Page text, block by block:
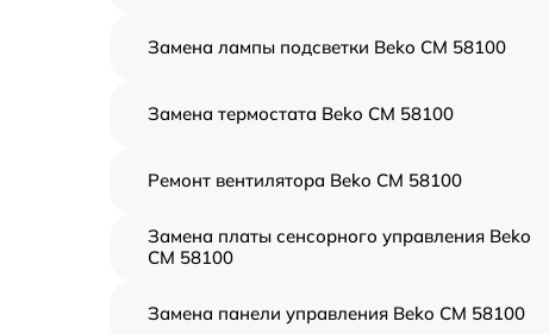
Замена лампы подсветки Beko CM 58100
Замена термостата Beko CM 58100
Ремонт вентилятора Beko CM 58100
Замена платы сенсорного управления Beko
CM 58100
Замена панели управления Beko CM 58100